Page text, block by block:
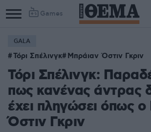
Games
GALA
Τόρι Σπέλινγκ Μπράιαν Όστιν Γκριν
Τόρι Σπέλινγκ:
πως κανένας άντρας
έχει πληγώσει όπως
Όστιν Γκριν